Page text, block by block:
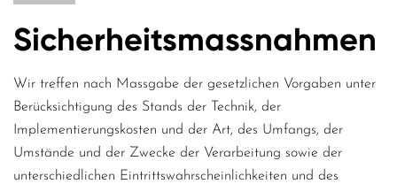
Sicherheits­massnahmen
Wir treffen nach Massgabe der gesetzlichen Vorgaben unter
Berücksichtigung des Stands der Technik, der
Implementierungskosten und der Art, des Umfangs, der
Umstände und der Zwecke der Verarbeitung sowie der
unterschiedlichen Eintrittswahrscheinlichkeiten und des